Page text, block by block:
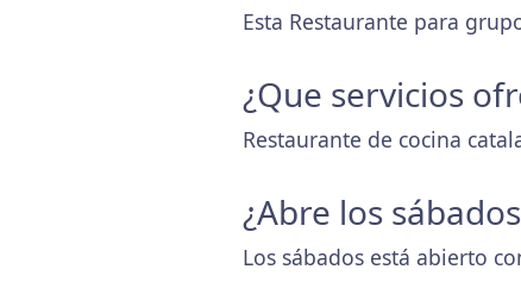
Esta Restaurante para
¿Que servicios
Restaurante de cocina
¿Abre los
Los sábados está abierto